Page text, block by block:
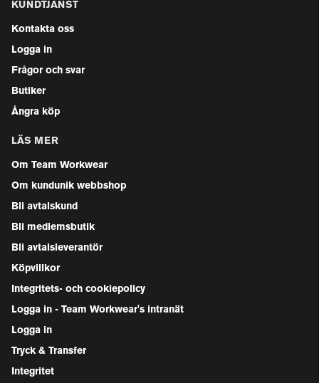
KUNDTJÄNST
Kontakta oss
Logga in
Frågor och svar
Butiker
Ångra köp
LÄS MER
Om Team Workwear
Om kundunik webbshop
Bli avtalskund
Bli medlemsbutik
Bli avtalsleverantör
Köpvillkor
Integritets- och cookiepolicy
Logga in - Team Workwear's intranät
Logga in
Tryck & Transfer
Integritet